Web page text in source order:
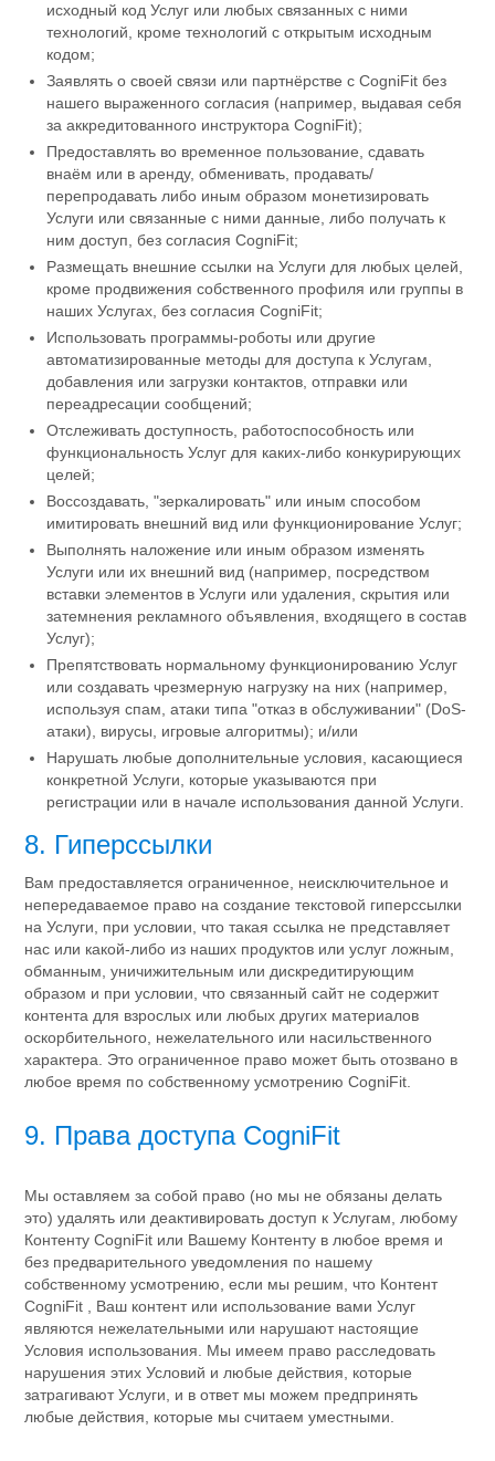
исходный код Услуг или любых связанных с ними
технологий, кроме технологий с открытым исходным
кодом;
Заявлять о своей связи или партнёрстве с CogniFit без
нашего выраженного согласия (например, выдавая себя
за аккредитованного инструктора CogniFit);
Предоставлять во временное пользование, сдавать
внаём или в аренду, обменивать, продавать/
перепродавать либо иным образом монетизировать
Услуги или связанные с ними данные, либо получать к
ним доступ, без согласия CogniFit;
Размещать внешние ссылки на Услуги для любых целей,
кроме продвижения собственного профиля или группы в
наших Услугах, без согласия CogniFit;
Использовать программы-роботы или другие
автоматизированные методы для доступа к Услугам,
добавления или загрузки контактов, отправки или
переадресации сообщений;
Отслеживать доступность, работоспособность или
функциональность Услуг для каких-либо конкурирующих
целей;
Воссоздавать, "зеркалировать" или иным способом
имитировать внешний вид или функционирование Услуг;
Выполнять наложение или иным образом изменять
Услуги или их внешний вид (например, посредством
вставки элементов в Услуги или удаления, скрытия или
затемнения рекламного объявления, входящего в состав
Услуг);
Препятствовать нормальному функционированию Услуг
или создавать чрезмерную нагрузку на них (например,
используя спам, атаки типа "отказ в обслуживании" (DoS-
атаки), вирусы, игровые алгоритмы); и/или
Нарушать любые дополнительные условия, касающиеся
конкретной Услуги, которые указываются при
регистрации или в начале использования данной Услуги.
8. Гиперссылки
Вам предоставляется ограниченное, неисключительное и
непередаваемое право на создание текстовой гиперссылки
на Услуги, при условии, что такая ссылка не представляет
нас или какой-либо из наших продуктов или услуг ложным,
обманным, уничижительным или дискредитирующим
образом и при условии, что связанный сайт не содержит
контента для взрослых или любых других материалов
оскорбительного, нежелательного или насильственного
характера. Это ограниченное право может быть отозвано в
любое время по собственному усмотрению CogniFit.
9. Права доступа CogniFit
Мы оставляем за собой право (но мы не обязаны делать
это) удалять или деактивировать доступ к Услугам, любому
Контенту CogniFit или Вашему Контенту в любое время и
без предварительного уведомления по нашему
собственному усмотрению, если мы решим, что Контент
CogniFit , Ваш контент или использование вами Услуг
являются нежелательными или нарушают настоящие
Условия использования. Мы имеем право расследовать
нарушения этих Условий и любые действия, которые
затрагивают Услуги, и в ответ мы можем предпринять
любые действия, которые мы считаем уместными.